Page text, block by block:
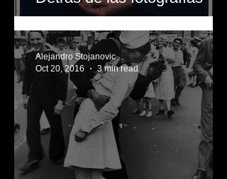
Detrás de las fotografías
Alejandro Stojanovic
Oct 20, 2016
3 min read